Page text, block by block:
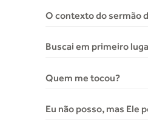
O contexto do sermão
Buscai em primeiro
Quem me tocou?
Eu não posso, mas Ele